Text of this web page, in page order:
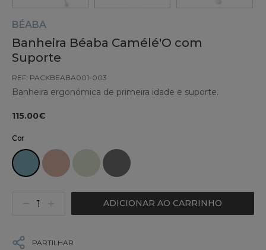
BÉABA
Banheira Béaba Camélé'O com
Suporte
REF: PACKBEABA001-003
Banheira ergonómica de primeira idade e suporte.
115.00€
Cor
ADICIONAR AO CARRINHO
PARTILHAR